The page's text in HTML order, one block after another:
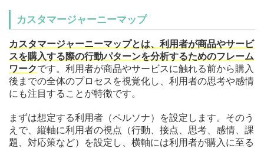
カスタマージャーニーマップ
カスタマージャーニーマップとは、利用者が商品やサービ
スを購入する際の行動パターンを分析するためのフレーム
ワークです。利用者が商品やサービスに触れる前から購入
後までの全体のプロセスを視覚化し、利用者の思考や感情
にも注目することが特徴です。
まずは想定する利用者（ペルソナ）を設定します。そのう
えで、縦軸に利用者の視点（行動、接点、思考、感情、課
題、対応策など）を設定し、横軸には利用者が購入に至る